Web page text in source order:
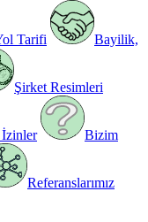
Tarifi Bayilik,
Şirket Resimleri
Bizim
Referanslarımız